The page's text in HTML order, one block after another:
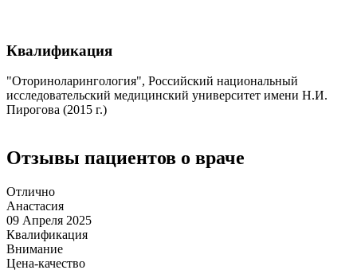
Квалификация
"Оториноларингология", Российский национальный
исследовательский медицинский университет имени Н.И.
Пирогова (2015 г.)
Отзывы пациентов о враче
Отлично
Анастасия
09 Апреля 2025
Квалификация
Внимание
Цена-качество